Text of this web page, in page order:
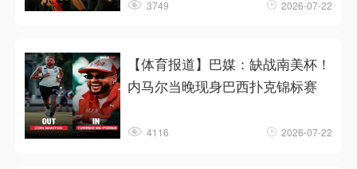
3749 2026-07-22
【体育报道】巴媒：缺战南美杯！
内马尔当晚现身巴西扑克锦标赛
4116 2026-07-22